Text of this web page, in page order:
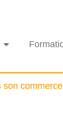
son commerce